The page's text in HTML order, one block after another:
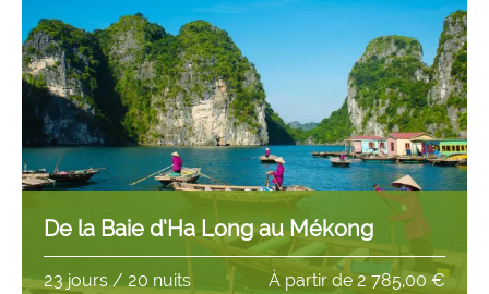
De la Baie d’Ha Long au Mékong
23 jours / 20 nuits
À partir de 2 785,00 €